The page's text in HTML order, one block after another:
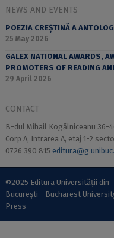
NEWS AND EVENTS
POEZIA CREȘTINĂ A
25 May 2026
GALEX NATIONAL AWARDS,
PROMOTERS OF READING
29 April 2026
CONTACT
B-dul Mihail Kogălniceanu 36-
Corp A, Intrarea A, etaj 1-2
0726 390 815
©2025 Editura Universității din
București - Bucharest
Press